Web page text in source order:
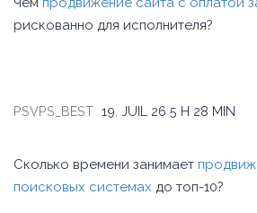
рискованно для исполнителя?
PSVPS_BEST 19. JUIL 26 5 H 28 MIN
Сколько времени занимает
поисковых системах до топ-10?